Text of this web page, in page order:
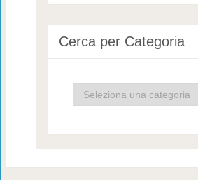
Cerca per Categoria
Cerca
per